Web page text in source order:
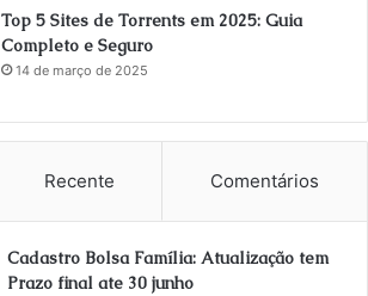
Top 5 Sites de Torrents em 2025: Guia
Completo e Seguro
14 de março de 2025
Recente Comentários
Cadastro Bolsa Família: Atualização tem
Prazo final ate 30 junho